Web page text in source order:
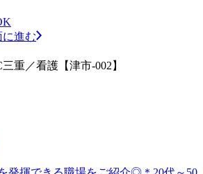
に進む
重／看護【津市-002】